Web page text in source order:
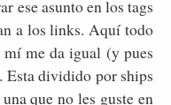
ese asunto en los tags
a los links. Aquí todo
me da igual (y pues
Esta dividido por ships
que no les guste en